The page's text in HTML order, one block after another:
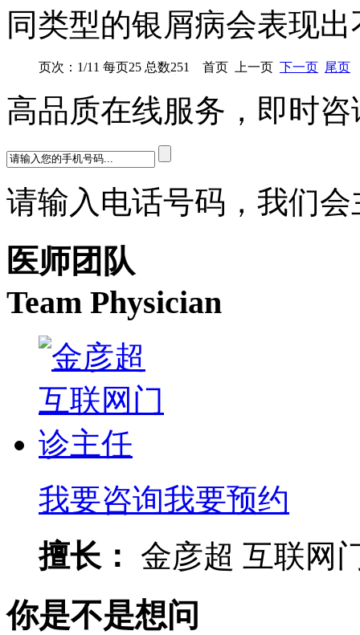
同类型的银屑病会表现出
页次：1/11 每页25 总数251 首页 上一页 下一页 尾页
高品质在线服务，即时咨
请输入电话号码，我们
医师团队
Team Physician
我要咨询我要预约
擅长：
金彦超 互联网
你是不是想问